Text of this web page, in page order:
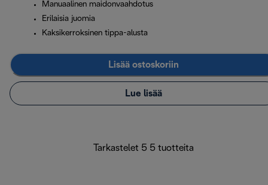
Manuaalinen maidonvaahdotus
Erilaisia juomia
Kaksikerroksinen tippa-alusta
Lisää ostoskoriin
Lue lisää
Tarkastelet 5 5 tuotteita